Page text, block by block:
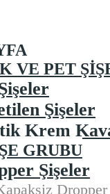
VE PET
Şişeler
Krem
GRUBU
Şişeler